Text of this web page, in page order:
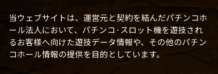
当ウェブサイトは、運営元と契約を結んだパチンコホ
ール法人において、パチンコ·スロット機を遊技され
るお客様へ向けた遊技データ情報や、その他のパチン
コホール情報の提供を目的としています。